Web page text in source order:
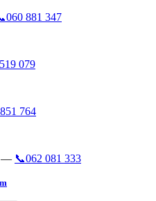
881 347
079
764
— 📞062 081 333